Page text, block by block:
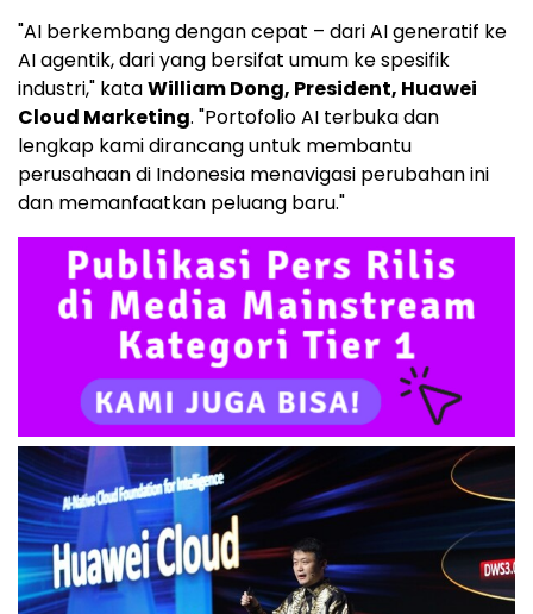
"AI berkembang dengan cepat – dari AI generatif ke
AI agentik, dari yang bersifat umum ke spesifik
industri," kataWilliam Dong, President, Huawei
Cloud Marketing. "Portofolio AI terbuka dan
lengkap kami dirancang untuk membantu
perusahaan di Indonesia menavigasi perubahan ini
dan memanfaatkan peluang baru."